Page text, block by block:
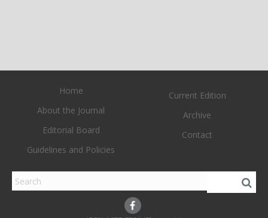
Home
About the Journal
Editorial Board
Guidelines and Policies
Current Edition
Archive
Contact